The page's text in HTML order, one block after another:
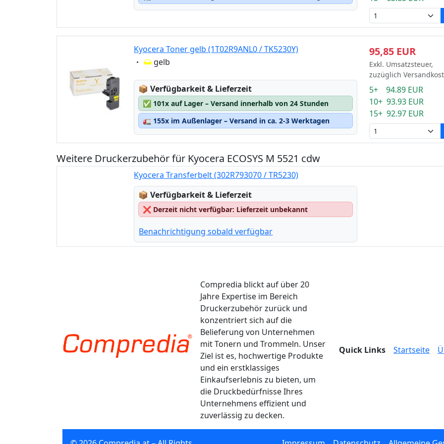
Kyocera Toner gelb (1T02R9ANL0 / TK5230Y)
Eigenschaft:
gelb
📦Lagerstatus:
Verfügbarkeit & Lieferzeit
✅ 101x auf Lager – Versand innerhalb von 24 Stunden
🚛 155x im Außenlager – Versand in ca. 2-3 Werktagen
95,85 EUR
Exkl. Umsatzsteuer,
zuzüglich
5+ 94.89 EUR
10+ 93.93 EUR
15+ 92.97 EUR
Weitere Druckerzubehör für Kyocera ECOSYS M 5521 cdw
Kyocera Transferbelt (302R793070 / TR5230)
📦Lagerstatus:
Verfügbarkeit & Lieferzeit
❌ Derzeit nicht verfügbar: Lieferzeit unbekannt
Benachrichtigung sobald verfügbar
Compredia blickt auf über 20
Jahre Expertise im Bereich
Druckerzubehör zurück und
konzentriert sich auf die
Belieferung von Unternehmen
mit Tonern und Trommeln. Unser
Ziel ist es, hochwertige Produkte
und ein erstklassiges
Einkaufserlebnis zu bieten, um
die Druckbedürfnisse Ihres
Unternehmens effizient und
zuverlässig zu decken.
Quick Links Startseite